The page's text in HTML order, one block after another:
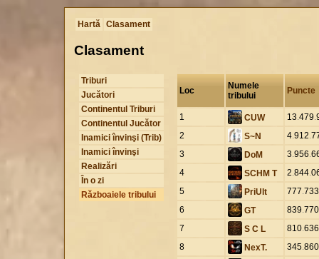
Hartă Clasament
Clasament
Triburi
Jucători
Continentul Triburi
Continentul Jucător
Inamici învinşi (Trib)
Inamici învinşi
Realizări
În o zi
Războaiele tribului
Loc
Numele
tribului
Puncte
1 CUW 13.479.
2
S~N 4.912.
3
DoM 3.956.
4
SCHM T 2.844.
5
PriUlt 777.733
6
GT 839.770
7
S C L 810.636
8
NexT. 345.860